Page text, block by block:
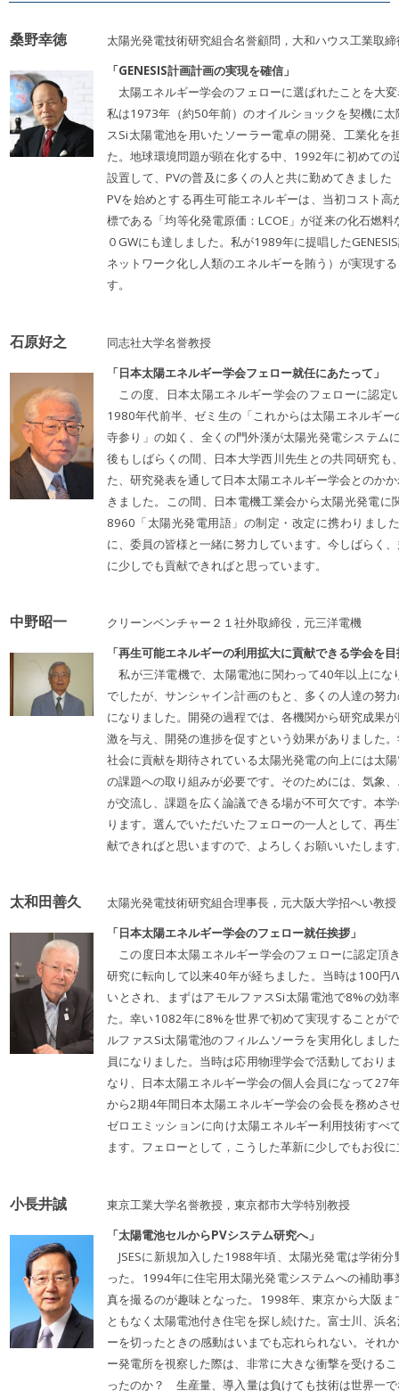
桑野幸徳
太陽光発電技術研究組合名誉顧問，大和ハウス工業取
「GENESIS計画計画の実現を確信」
太陽エネルギー学会のフェローに選ばれたことを大
私は1973年（約50年前）のオイルショックを契機に
スSi太陽電池を用いたソーラー電卓の開発、工業化
た。地球環境問題が顕在化する中、1992年に初めて
設置して、PVの普及に多くの人と共に勤めてきまし
PVを始めとする再生可能エネルギーは、当初コスト
標である「均等化発電原価：LCOE」が従来の化石燃
０GWにも達しました。私が1989年に提唱した
ネットワーク化し人類のエネルギーを賄う）が実現す
す。
石原好之
同志社大学名誉教授
「日本太陽エネルギー学会フェロー就任にあたって」
この度、日本太陽エネルギー学会のフェローに認定
1980年代前半、ゼミ生の「これからは太陽エネルギ
寺参り」の如く、全くの門外漢が太陽光発電システ
後もしばらくの間、日本大学西川先生との共同研究
た、研究発表を通して日本太陽エネルギー学会とのか
きました。この間、日本電機工業会から太陽光発電に
8960「太陽光発電用語」の制定・改定に携わりまし
に、委員の皆様と一緒に努力しています。今しばらく
に少しでも貢献できればと思っています。
中野昭一
クリーンベンチャー２１社外取締役，元三洋電機
「再生可能エネルギーの利用拡大に貢献できる学会を
私が三洋電機で、太陽電池に関わって40年以上に
でしたが、サンシャイン計画のもと、多くの人達の努
になりました。開発の過程では、各機関から研究成果
激を与え、開発の進捗を促すという効果がありました
社会に貢献を期待されている太陽光発電の向上には太
の課題への取り組みが必要です。そのためには、気象
が交流し、課題を広く論議できる場が不可欠です。本
ります。選んでいただいたフェローの一人として、再
献できればと思いますので、よろしくお願いいたします
太和田善久
太陽光発電技術研究組合理事長，元大阪大学招へい教
「日本太陽エネルギー学会のフェロー就任挨拶」
この度日本太陽エネルギー学会のフェローに認定頂
研究に転向して以来40年が経ちました。当時は100円
いとされ、まずはアモルファスSi太陽電池で8%の効
た。幸い1082年に8%を世界で初めて実現することが
ルファスSi太陽電池のフィルムソーラを実用化しま
員になりました。当時は応用物理学会で活動しており
なり、日本太陽エネルギー学会の個人会員になって27
から2期4年間日本太陽エネルギー学会の会長を務め
ゼロエミッションに向け太陽エネルギー利用技術すべ
ます。フェローとして，こうした革新に少しでもお役
小長井誠
東京工業大学名誉教授，東京都市大学特別教授
「太陽電池セルからPVシステム研究へ」
JSESに新規加入した1988年頃、太陽光発電は学術
った。1994年に住宅用太陽光発電システムへの補助
真を撮るのが趣味となった。1998年、東京から大阪
ともなく太陽電池付き住宅を探し続けた。富士川、浜
ーを切ったときの感動はいまでも忘れられない。それ
ー発電所を視察した際は、非常に大きな衝撃を受ける
ったのか？ 生産量、導入量は負けても技術は世界一